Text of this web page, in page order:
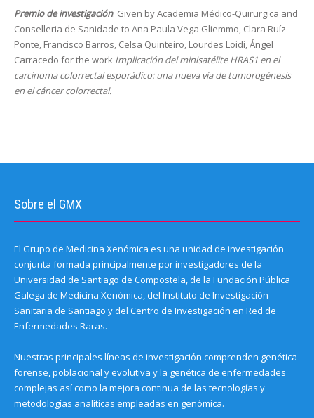
Premio de investigación. Given by Academia Médico-Quirurgica and
Conselleria de Sanidade to Ana Paula Vega Gliemmo, Clara Ruíz
Ponte, Francisco Barros, Celsa Quinteiro, Lourdes Loidi, Ángel
Carracedo for the work Implicación del minisatélite HRAS1 en el
carcinoma colorrectal esporádico: una nueva vía de tumorogénesis
en el cáncer colorrectal.
Sobre el GMX
El Grupo de Medicina Xenómica es una unidad de investigación
conjunta formada principalmente por investigadores de la
Universidad de Santiago de Compostela, de la Fundación Pública
Galega de Medicina Xenómica, del Instituto de Investigación
Sanitaria de Santiago y del Centro de Investigación en Red de
Enfermedades Raras.
Nuestras principales líneas de investigación comprenden genética
forense, poblacional y evolutiva y la genética de enfermedades
complejas así como la mejora continua de las tecnologías y
metodologías analíticas empleadas en genómica.